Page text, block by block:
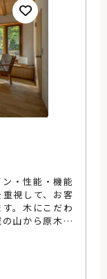
・性能・機能
視して、お客
。木にこだわ
山から原木を
いい大工がい